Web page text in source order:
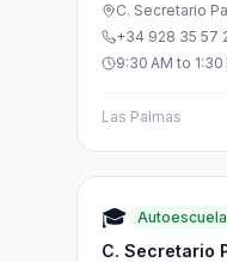
C. Secretario
Canaria, Las
+34 928 35 57
9:30 AM to 1:30
Las Palmas
🎓 Autoescuela
C. Secretario